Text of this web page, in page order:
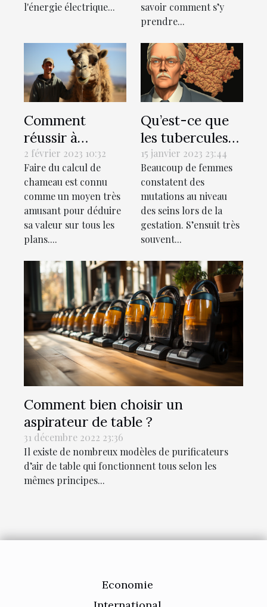
l'énergie électrique...
savoir comment s’y
prendre...
Comment
réussir à
estimer votre
valeur en
chameaux ?
2 février 2023 10:32
Faire du calcul de
chameau est connu
comme un moyen très
amusant pour déduire
sa valeur sur tous les
plans....
Qu’est-ce que
les tubercules
ou les glandes
de
Montgomery ?
15 janvier 2023 23:44
Beaucoup de femmes
constatent des
mutations au niveau
des seins lors de la
gestation. S’ensuit très
souvent...
Comment bien choisir un
aspirateur de table ?
31 décembre 2022 23:36
Il existe de nombreux modèles de purificateurs
d’air de table qui fonctionnent tous selon les
mêmes principes...
Economie